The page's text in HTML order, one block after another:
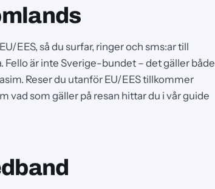
EES, så du surfar, ringer och sms:ar till
Fello är inte Sverige-bundet – det gäller både
Reser du utanför EU/EES tillkommer
vad som gäller på resan hittar du i vår guide